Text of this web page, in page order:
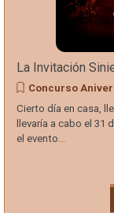
La Invitación
Concurso
Cierto día en casa,
llevaría a cabo el
el evento...